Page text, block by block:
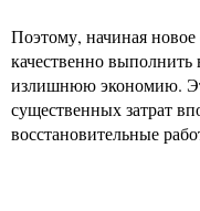
Поэтому, начиная новое
качественно выполнить
излишнюю экономию.
существенных затрат
восстановительные